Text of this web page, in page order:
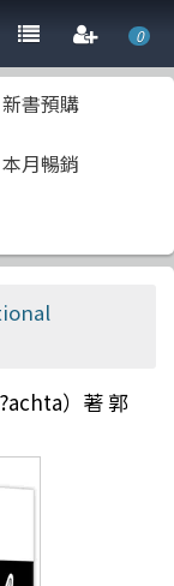
0
新書預購
本月暢銷
）著 郭